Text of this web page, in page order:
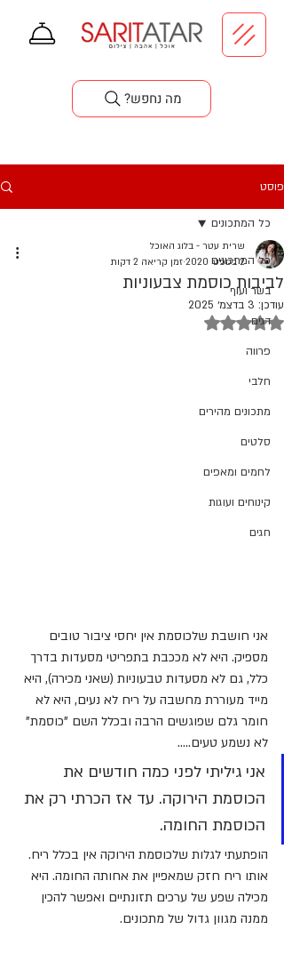
?מה נחפש
פוסט
כל המתכונים
בשר ועוף
דגים
פרווה
חלבי
מתכונים מהירים
סלטים
לחמים ומאפים
קינוחים ועוגות
חגים
כל המתכונים
לביבות כוסמת צבעוניות
שרית עטר - בלוג האוכל
2 בספט׳ 2020
זמן קריאה 2 דקות
עודכן: 3 בדצמ׳ 2025
דירוג של NaN מתוך 5 כוכבים
אני חושבת שלכוסמת אין יחסי ציבור טובים
מספיק. היא לא מככבת בתפריטי מסעדות בדרך
כלל, גם לא מסעדות טבעוניות (שאני מכירה), היא
מייד מעוררת מחשבה על ריח לא נעים, היא לא
חומר גלם שפוגשים הרבה ובכלל השם "כוסמת"
לא נשמע טעים.....
אני גיליתי לפני כמה חודשים את
הכוסמת הירוקה. עד אז הכרתי רק את
הכוסמת החומה.
הופתעתי לגלות שלכוסמת הירוקה אין בכלל ריח.
אותו ריח חזק שמאפיין את אחותה החומה. היא
מכילה שפע של ערכים תזונתיים ואפשר להכין
ממנה מגוון גדול של מתכונים.